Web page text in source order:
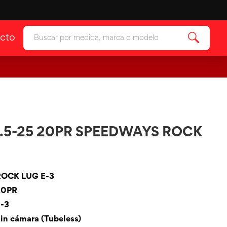
Ver categoría
25 20PR SPEEDWAYS ROCK
LUG E-3
3
cámara (Tubeless)